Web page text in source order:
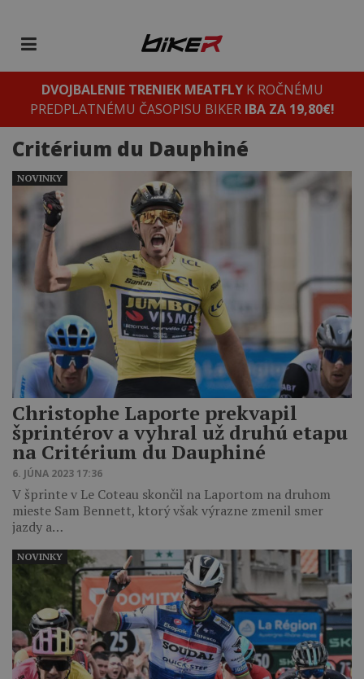
DVOJBALENIE TRENIEK MEATFLYK ROČNÉMU
PREDPLATNÉMU ČASOPISU BIKER IBA ZA 19,80€!
Critérium du Dauphiné
Christophe Laporte prekvapil
šprintérov a vyhral už druhú etapu
na Critérium du Dauphiné
6. JÚNA 2023 17:36
V šprinte v Le Coteau skončil na Laportom na druhom
mieste Sam Bennett, ktorý však výrazne zmenil smer
jazdy a…
NOVINKY
NOVINKY